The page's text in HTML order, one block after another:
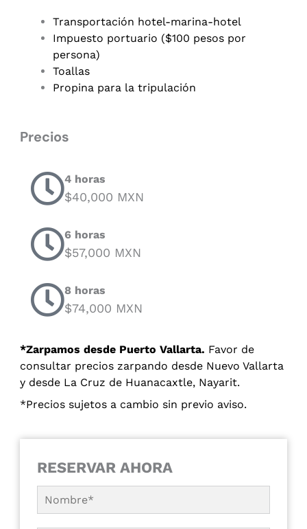
Transportación hotel-marina-hotel
Impuesto portuario ($100 pesos por
persona)
Toallas
Propina para la tripulación
Precios
4 horas
$40,000 MXN
6 horas
$57,000 MXN
8 horas
$74,000 MXN
*Zarpamos desde Puerto Vallarta. Favor de
consultar precios zarpando desde Nuevo Vallarta
y desde La Cruz de Huanacaxtle, Nayarit.
*Precios sujetos a cambio sin previo aviso.
RESERVAR AHORA